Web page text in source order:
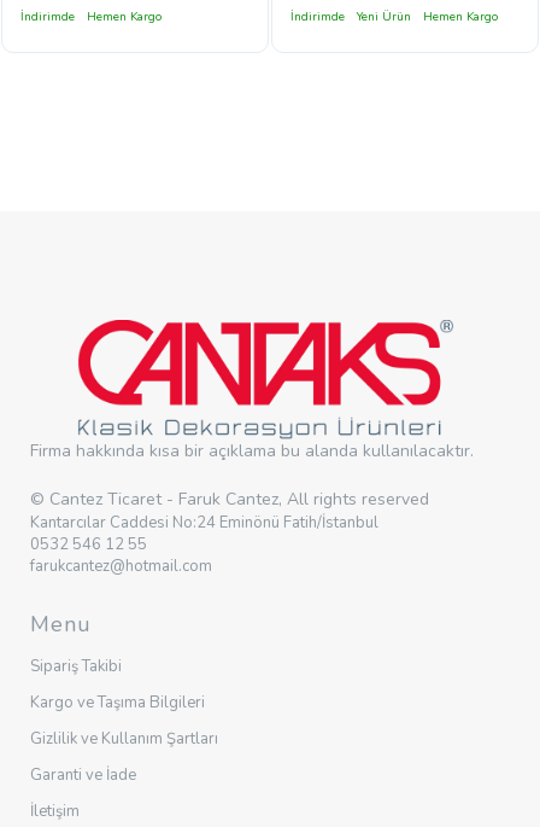
İndirimde Hemen Kargo İndirimde Yeni Ürün Hemen Kargo
Firma hakkında kısa bir açıklama bu alanda kullanılacaktır.
© Cantez Ticaret - Faruk Cantez, All rights reserved
Kantarcılar Caddesi No:24 Eminönü Fatih/İstanbul
0532 546 12 55
farukcantez@hotmail.com
Menu
Sipariş Takibi
Kargo ve Taşıma Bilgileri
Gizlilik ve Kullanım Şartları
Garanti ve İade
İletişim